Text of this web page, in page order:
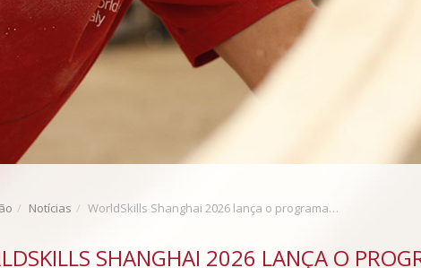
Notícias WorldSkills Shanghai 2026 lança o programa One School One Member e aproxima jovens talentos de todo o mundo
SHANGHAI 2026 LANÇA O